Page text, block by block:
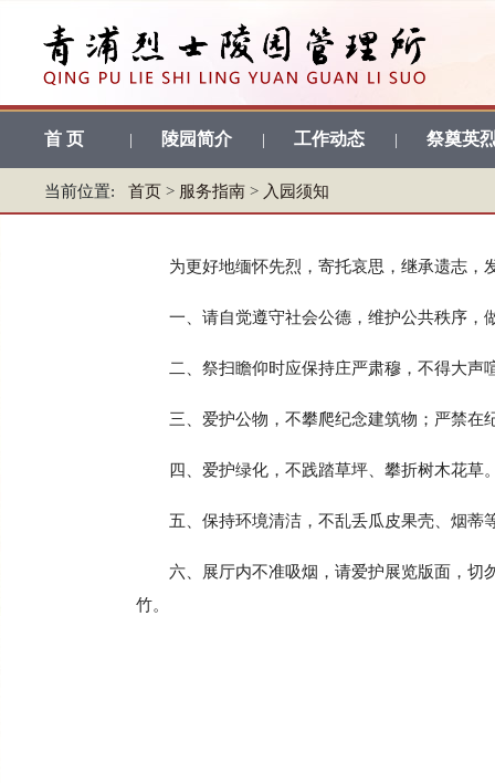
首 页 | 陵园简介 | 工作动态 | 祭奠英
当前位置: 首页 > 服务指南 > 入园须知
为更好地缅怀先烈，寄托哀思，继承遗志，
一、请自觉遵守社会公德，维护公共秩序，
二、祭扫瞻仰时应保持庄严肃穆，不得大声
三、爱护公物，不攀爬纪念建筑物；严禁在
四、爱护绿化，不践踏草坪、攀折树木花草
五、保持环境清洁，不乱丢瓜皮果壳、烟蒂
六、展厅内不准吸烟，请爱护展览版面，
竹。